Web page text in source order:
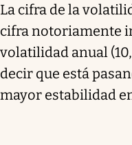
La cifra de la
cifra notoriamente
volatilidad anual
decir que está
mayor estabilidad